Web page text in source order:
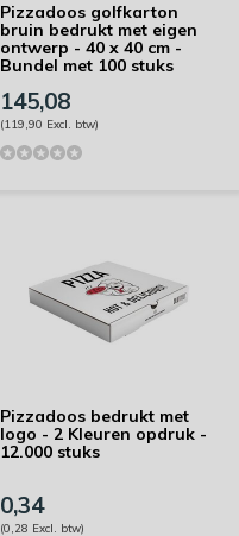
Pizzadoos golfkarton
bruin bedrukt met eigen
ontwerp - 40 x 40 cm -
Bundel met 100 stuks
145,08
(119,90 Excl. btw)
Pizzadoos bedrukt met
logo - 2 Kleuren opdruk -
12.000 stuks
0,34
(0,28 Excl. btw)